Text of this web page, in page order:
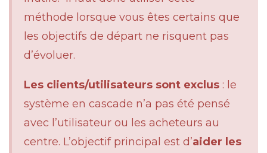
méthode lorsque vous êtes certains que
les objectifs de départ ne risquent pas
d’évoluer.
Les clients/utilisateurs sont exclus : le
système en cascade n’a pas été pensé
avec l’utilisateur ou les acheteurs au
centre. L’objectif principal est d’aider les